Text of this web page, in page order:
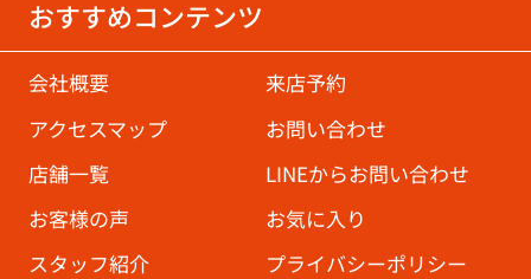
おすすめコンテンツ
会社概要
来店予約
アクセスマップ
お問い合わせ
店舗一覧
LINEからお問い合わせ
お客様の声
お気に入り
スタッフ紹介
プライバシーポリシー